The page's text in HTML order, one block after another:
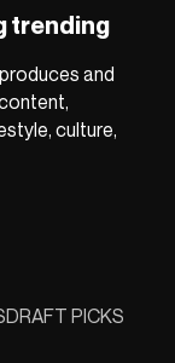
trending
and
culture,
DRAFT PICKS